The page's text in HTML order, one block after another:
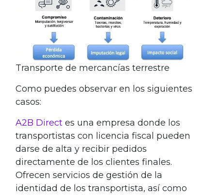
Transporte de mercancías terrestre
Como puedes observar en los siguientes
casos:
A2B Direct es una empresa donde los
transportistas con licencia fiscal pueden
darse de alta y recibir pedidos
directamente de los clientes finales.
Ofrecen servicios de gestión de la
identidad de los transportista, así como